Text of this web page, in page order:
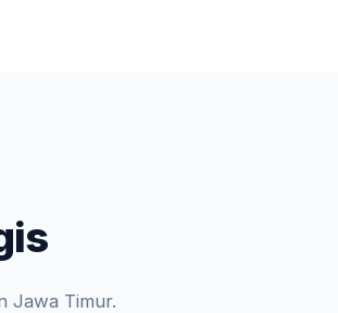
Jawa Timur.